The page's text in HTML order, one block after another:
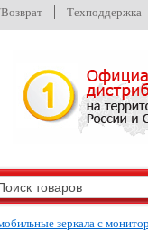
Техподдержка
зеркала с